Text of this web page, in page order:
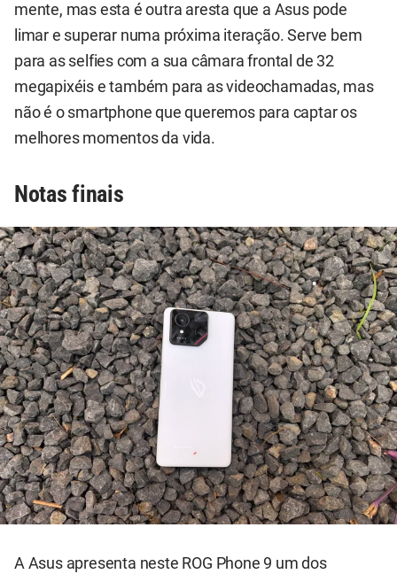
mente, mas esta é outra aresta que a Asus pode
limar e superar numa próxima iteração. Serve bem
para as selfies com a sua câmara frontal de 32
megapixéis e também para as videochamadas, mas
não é o smartphone que queremos para captar os
melhores momentos da vida.
Notas finais
A Asus apresenta neste ROG Phone 9 um dos